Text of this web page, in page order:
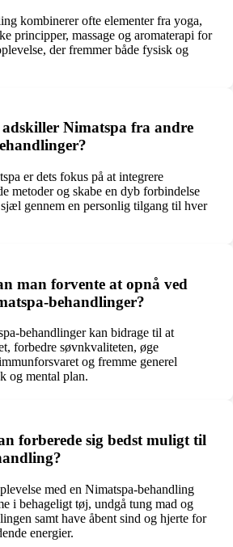
kombinerer ofte elementer fra yoga,
principper, massage og aromaterapi for
der fremmer både fysisk og
Nimatspa fra andre
er dets fokus på at integrere
metoder og skabe en dyb forbindelse
gennem en personlig tilgang til hver
man forvente at opnå ved
behandlinger?
behandlinger kan bidrage til at
forbedre søvnkvaliteten, øge
og fremme generel
og mental plan.
forberede sig bedst muligt til
med en Nimatspa-behandling
i behageligt tøj, undgå tung mad og
samt have åbent sind og hjerte for
energier.